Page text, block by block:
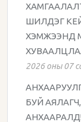
ШИЛДЭГ
ХЭМЖЭЭНД
2026 оны 07
БУЙ
АНХААРАЛД!